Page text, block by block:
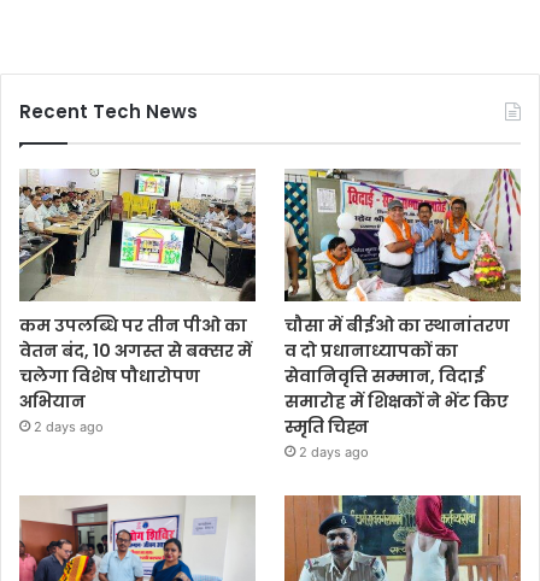
Recent Tech News
कम उपलब्धि पर तीन पीओ का
वेतन बंद, 10 अगस्त से बक्सर में
चलेगा विशेष पौधारोपण
अभियान
2 days ago
चौसा में बीईओ का स्थानांतरण
व दो प्रधानाध्यापकों का
सेवानिवृत्ति सम्मान, विदाई
समारोह में शिक्षकों ने भेंट किए
स्मृति चिह्न
2 days ago